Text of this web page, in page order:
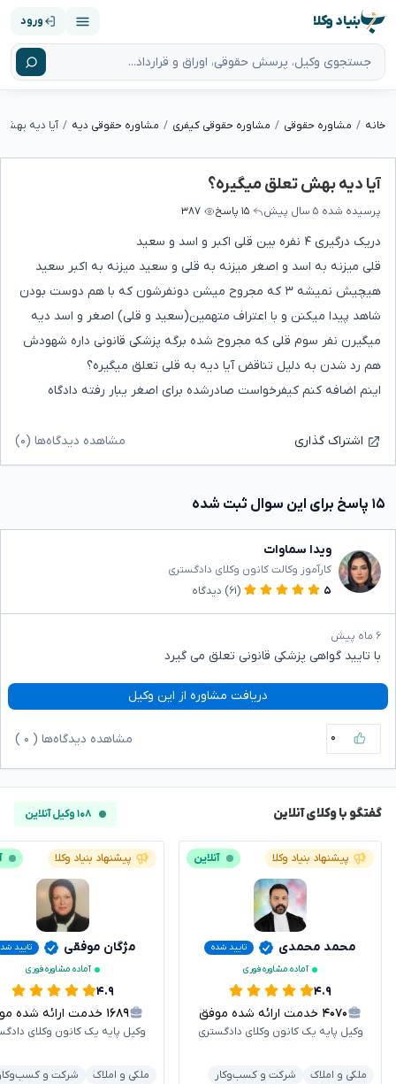
بنیاد وکلا ورود
خانه مشاوره حقوقی مشاوره حقوقی کیفری مشاوره حقوقی دیه آیا دیه
آیا دیه بهش تعلق میگیره؟
پرسیده شده ۵ سال پیش ۱۵ پاسخ ۳۸۷
دریک درگیری ۴ نفره بین قلی اکبر و اسد و سعید
قلی میزنه به اسد و اصغر میزنه به قلی و سعید میزنه به اکبر سعید
هیچیش نمیشه ۳ که مجروح میشن دونفرشون که با هم دوست بودن
شاهد پیدا میکنن و با اعتراف متهمین(سعید و قلی) اصغر و اسد دیه
میگیرن نفر سوم قلی که مجروح شده برگه پزشکی قانونی داره شهودش
هم رد شدن به دلیل تناقض آیا دیه به قلی تعلق میگیره؟
اینم اضافه کنم کیفرخواست صادرشده برای اصغر یبار رفته دادگاه
اشتراک گذاری مشاهده دیدگاه‌ها (۰)
۱۵ پاسخ برای این سوال ثبت شده
ویدا سماوات
کارآموز وکالت کانون وکلای دادگستری
۵
(۶۱) دیدگاه
۶ ماه پیش
با تایید گواهی پزشکی قانونی تعلق می گیرد
دریافت مشاوره از این وکیل
۰ مشاهده دیدگاه‌ها ( ۰
گفتگو با وکلای آنلاین ۱۰۸ وکیل آنلاین
پیشنهاد بنیاد وکلا آنلاین
محمد محمدی
تایید شده
آماده مشاوره فوری
۴.۹
۴۰۷۰ خدمت ارائه شده موفق
وکیل پایه یک کانون وکلای دادگستری
ملکی و املاک
شرکت و کسب‌وکار
پیشنهاد بنیاد وکلا
مژگان موفقی
تایید
آماده مشاوره فوری
۴.۹
۱۶۸۹ خدمت ارائه شده موفق
وکیل پایه یک کانون وکلای
ملکی و املاک
شرکت و